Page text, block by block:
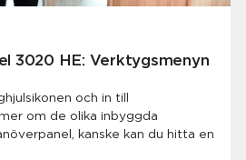
3020 HE: Verktygsmenyn
och in till
om de olika inbyggda
kanske kan du hitta en